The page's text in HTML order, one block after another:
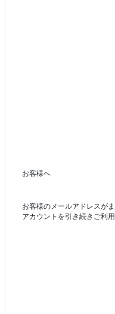
お客様へ
お客様のメールアドレスが
アカウントを引き続きご利